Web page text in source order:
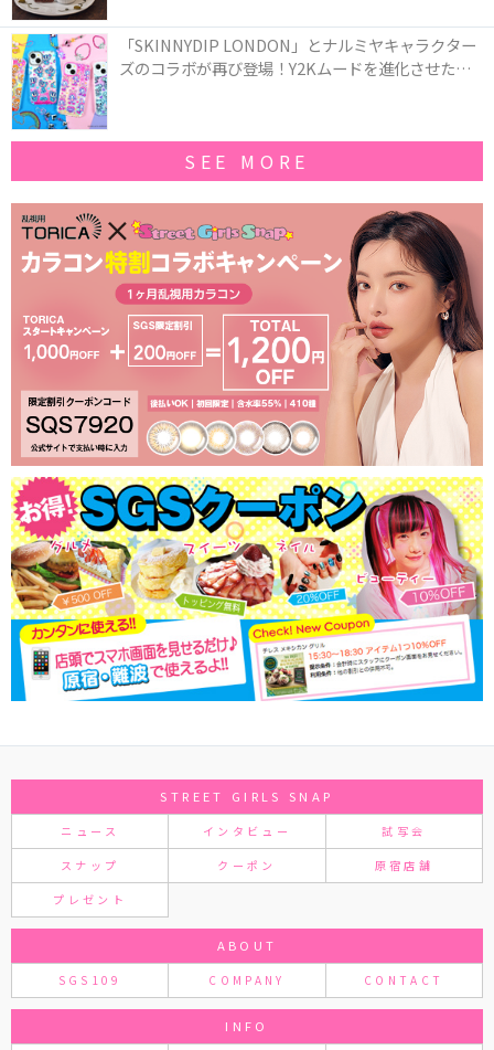
「SKINNYDIP LONDON」とナルミヤキャラクター
ズのコラボが再び登場！Y2Kムードを進化させた新
SEE MORE
STREET GIRLS SNAP
ニュース インタビュー 試写会
スナップ クーポン 原宿店舗
プレゼント
ABOUT
SGS109 COMPANY CONTACT
INFO